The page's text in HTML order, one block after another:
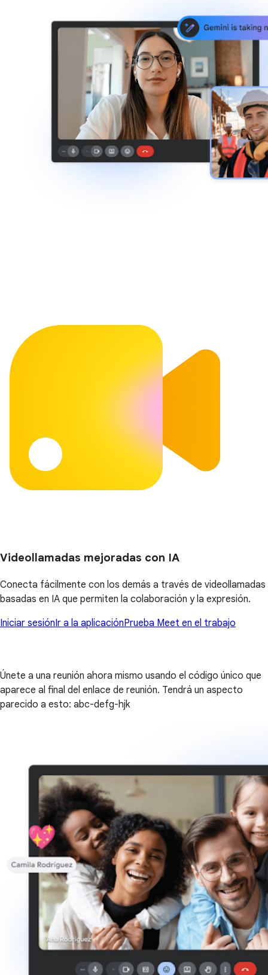
Videollamadas mejoradas con IA
Conecta fácilmente con los demás a través de videollamadas
basadas en IA que permiten la colaboración y la expresión.
Iniciar sesiónIr a la aplicaciónPrueba Meet en el trabajo
Únete a una reunión ahora mismo usando el código único que
aparece al final del enlace de reunión. Tendrá un aspecto
parecido a esto: abc-defg-hjk